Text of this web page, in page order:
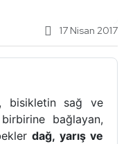
17 Nisan 2017
bisikletin sağ ve
bağlayan,
dağ, yarış ve